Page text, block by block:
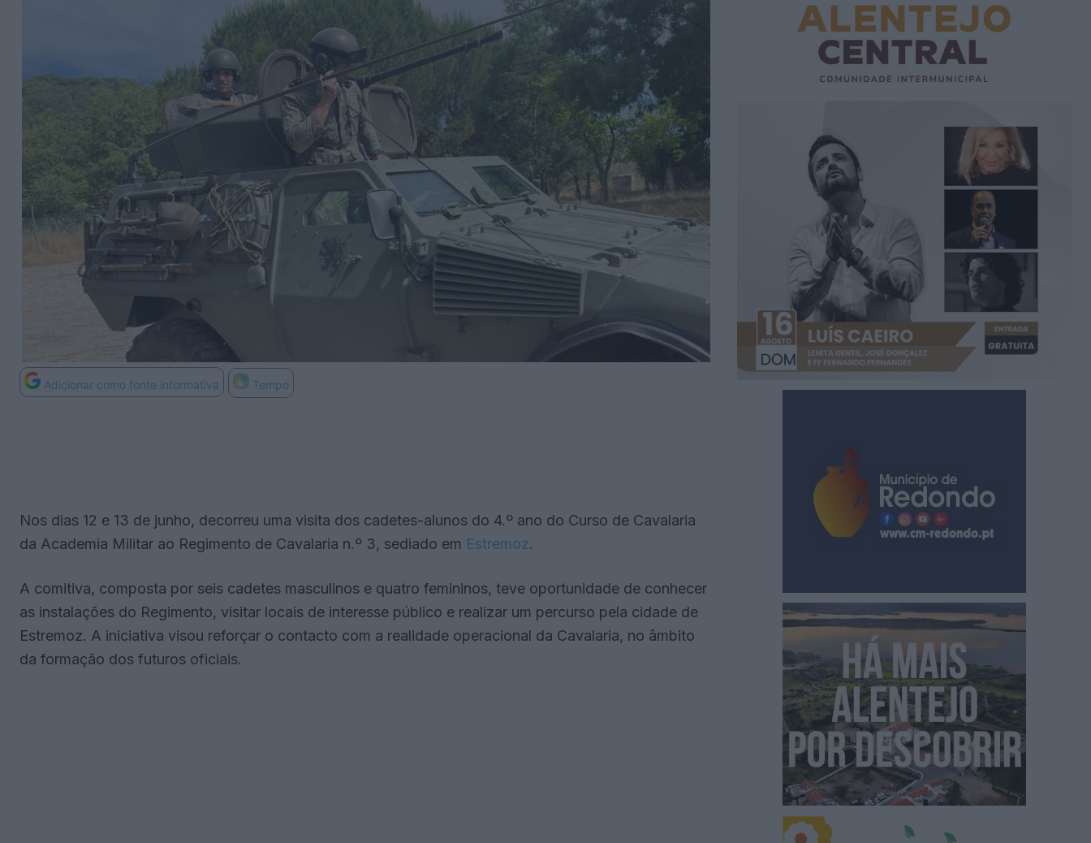
Adicionar como fonte informativa Tempo
Nos dias 12 e 13 de junho, decorreu uma visita dos cadetes-alunos do 4.º ano do Curso de Cavalaria
da Academia Militar ao Regimento de Cavalaria n.º 3, sediado em Estremoz.
A comitiva, composta por seis cadetes masculinos e quatro femininos, teve oportunidade de conhecer
as instalações do Regimento, visitar locais de interesse público e realizar um percurso pela cidade de
Estremoz. A iniciativa visou reforçar o contacto com a realidade operacional da Cavalaria, no âmbito
da formação dos futuros oficiais.